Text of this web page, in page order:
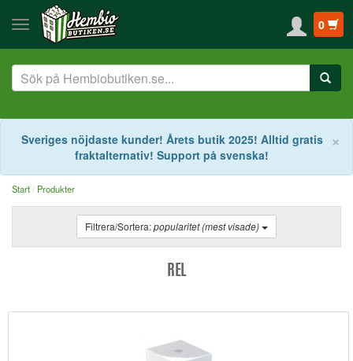
0
×
Sveriges nöjdaste kunder! Årets butik 2025! Alltid gratis
fraktalternativ! Support på svenska!
Start Produkter
Filtrera/Sortera:popularitet (mest visade)
REL